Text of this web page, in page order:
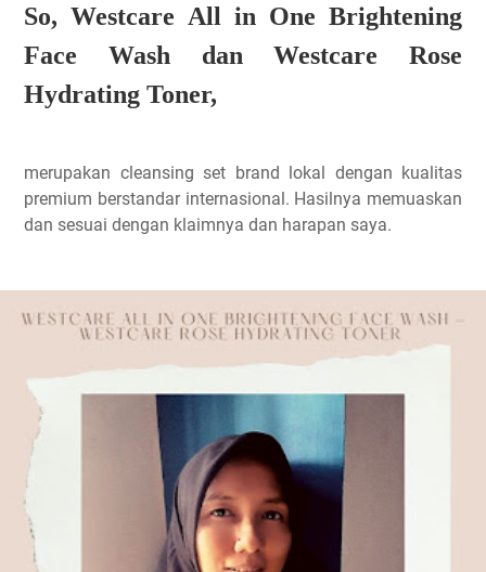
So, Westcare All in One Brightening
Face Wash dan Westcare Rose
Hydrating Toner,
merupakan cleansing set brand lokal dengan kualitas
premium berstandar internasional. Hasilnya memuaskan
dan sesuai dengan klaimnya dan harapan saya.